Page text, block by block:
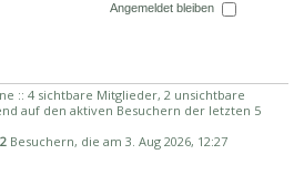
Angemeldet bleiben
:: 4 sichtbare Mitglieder, 2 unsichtbare
auf den aktiven Besuchern der letzten 5
Besuchern, die am 3. Aug 2026, 12:27